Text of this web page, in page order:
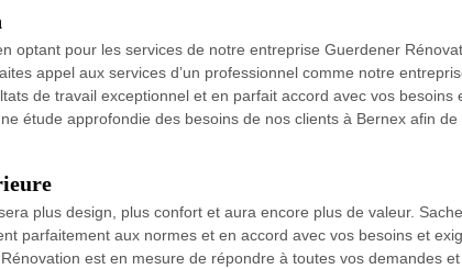
optant pour les services de notre entreprise Guerdener
appel aux services d’un professionnel comme notre
de travail exceptionnel et en parfait accord avec vos besoins
étude approfondie des besoins de nos clients à Bernex afin de
plus design, plus confort et aura encore plus de valeur.
parfaitement aux normes et en accord avec vos besoins et
est en mesure de répondre à toutes vos demandes